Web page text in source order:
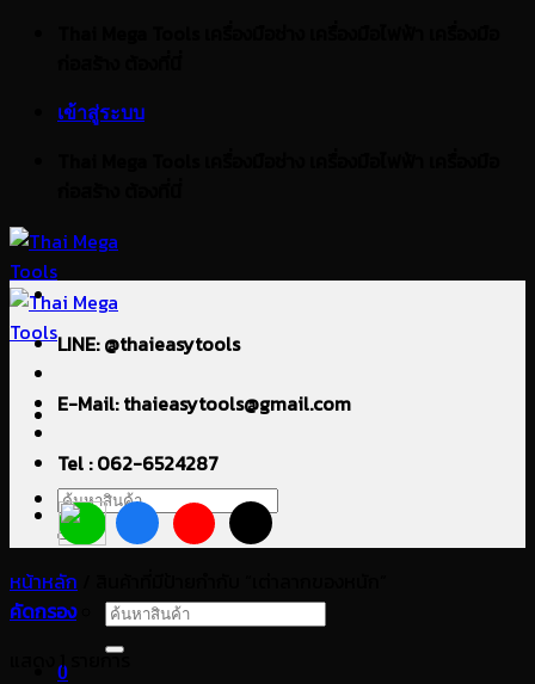
เข้าสู่ระบบ
ค้นหา:
ค้นหา:
0
LINE: @thaieasytools
E-Mail: thaieasytools@gmail.com
Tel : 062-6524287
หน้าหลัก
คัดกรอง
แสดง 1 รายการ